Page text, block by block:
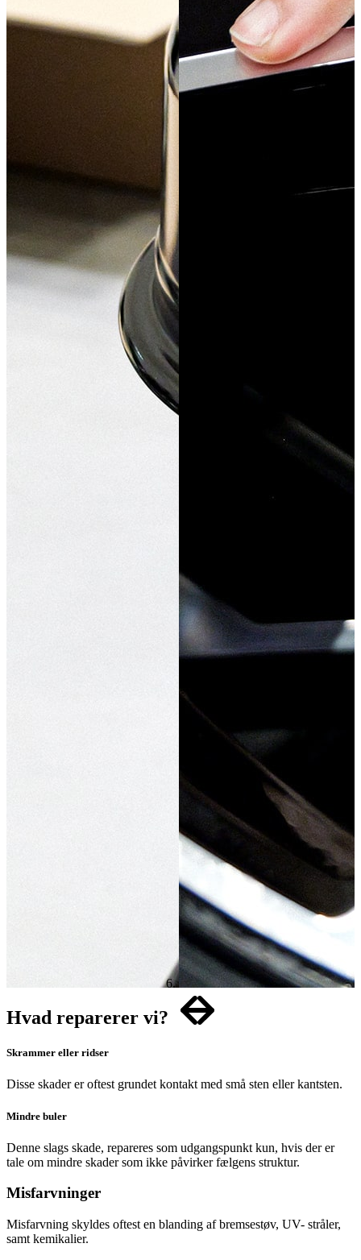
1
of
Hvad reparerer vi?
Skrammer eller ridser
Disse skader er oftest grundet kontakt med små sten eller kantsten.
Mindre buler
Denne slags skade, repareres som udgangspunkt kun, hvis der er
tale om mindre skader som ikke påvirker fælgens struktur.
Misfarvninger
Misfarvning skyldes oftest en blanding af bremsestøv, UV- stråler,
samt kemikalier.